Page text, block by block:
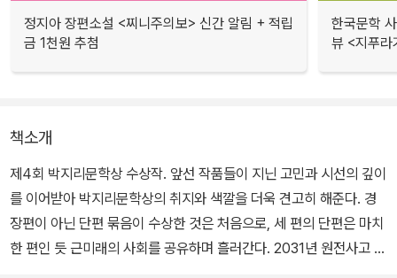
정지아 장편소설 <찌니주의보> 신간 알림 + 적립
금 1천원 추첨
한국문학
뷰 <지푸라
책소개
제4회 박지리문학상 수상작. 앞선 작품들이 지닌 고민과 시선의 깊이
를 이어받아 박지리문학상의 취지와 색깔을 더욱 견고히 해준다. 경
장편이 아닌 단편 묶음이 수상한 것은 처음으로, 세 편의 단편은 마치
한 편인 듯 근미래의 사회를 공유하며 흘러간다. 2031년 원전사고 이